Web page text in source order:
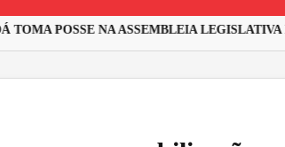
POSSE NA ASSEMBLEIA LEGISLATIVA